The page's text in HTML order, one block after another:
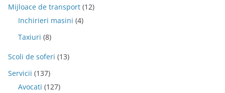
Mijloace de transport (12)
Inchirieri masini (4)
Taxiuri (8)
Scoli de soferi (13)
Servicii (137)
Avocati (127)